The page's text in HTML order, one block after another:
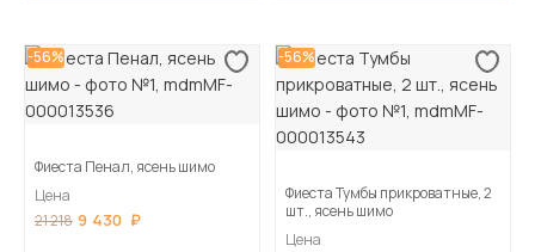
-56%
Фиеста Пенал, ясень шимо
Цена
21 218 9 430
-56%
Фиеста Тумбы прикроватные, 2
шт., ясень шимо
Цена